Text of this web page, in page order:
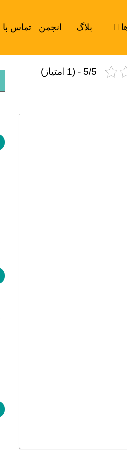
بلاگ انجمن تماس با
5/5 - (1 امتیاز)